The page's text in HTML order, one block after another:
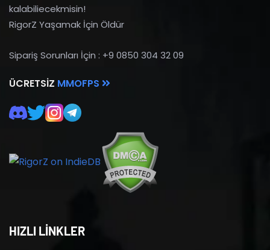
kalabiliecekmisin!
RigorZ Yaşamak İçin Öldür
Sipariş Sorunları İçin : +9 0850 304 32 09
ÜCRETSIZ MMOFPS
HIZLI LİNKLER